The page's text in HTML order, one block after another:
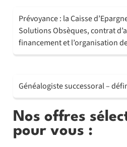
Prévoyance : la Caisse
Solutions Obsèques, contrat
financement et l’organisation
Généalogiste successoral –
Nos offres
pour vous :